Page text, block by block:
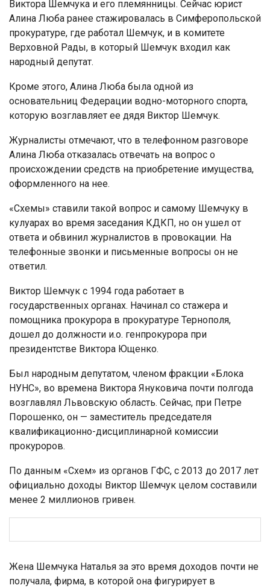
Виктора Шемчука и его племянницы. Сейчас юрист
Алина Люба ранее стажировалась в Симферопольской
прокуратуре, где работал Шемчук, и в комитете
Верховной Рады, в который Шемчук входил как
народный депутат.
Кроме этого, Алина Люба была одной из
основательниц Федерации водно-моторного спорта,
которую возглавляет ее дядя Виктор Шемчук.
Журналисты отмечают, что в телефонном разговоре
Алина Люба отказалась отвечать на вопрос о
происхождении средств на приобретение имущества,
оформленного на нее.
«Схемы» ставили такой вопрос и самому Шемчуку в
кулуарах во время заседания КДКП, но он ушел от
ответа и обвинил журналистов в провокации. На
телефонные звонки и письменные вопросы он не
ответил.
Виктор Шемчук с 1994 года работает в
государственных органах. Начинал со стажера и
помощника прокурора в прокуратуре Тернополя,
дошел до должности и.о. генпрокурора при
президентстве Виктора Ющенко.
Был народным депутатом, членом фракции «Блока
НУНС», во времена Виктора Януковича почти полгода
возглавлял Львовскую область. Сейчас, при Петре
Порошенко, он — заместитель председателя
квалификационно-дисциплинарной комиссии
прокуроров.
По данным «Схем» из органов ГФС, с 2013 до 2017 лет
официально доходы Виктор Шемчук целом составили
менее 2 миллионов гривен.
Жена Шемчука Наталья за это время доходов почти не
получала, фирма, в которой она фигурирует в